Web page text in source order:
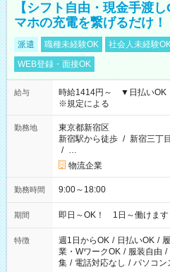
【シフト自由・現金手渡
マホの充電を繋げるだけ！
派遣 職種未経験OK 社会人未経験
WEB登録・面接OK
給与
時給1414円～ ▼日払いOK
※規定による
勤務地
東京都新宿区
新宿駅から徒歩 / 新宿三丁
/ …
物流企業
勤務時間 9:00～18:00
期間 即日～OK！ 1日～働けます
特徴 週1日からOK / 日払いOK /
業・WワークOK / 服装自由 /
集 / 電話対応なし / パソコン